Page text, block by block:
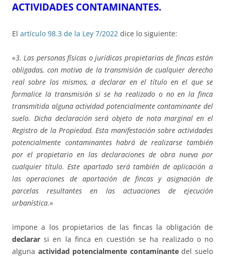
ACTIVIDADES CONTAMINANTES.
El artículo 98.3 de la Ley 7/2022 dice lo siguiente:
«3. Las personas físicas o jurídicas propietarias de fincas están
obligadas, con motivo de la transmisión de cualquier derecho
real sobre los mismos, a declarar en el título en el que se
formalice la transmisión si se ha realizado o no en la finca
transmitida alguna actividad potencialmente contaminante del
suelo. Dicha declaración será objeto de nota marginal en el
Registro de la Propiedad. Esta manifestación sobre actividades
potencialmente contaminantes habrá de realizarse también
por el propietario en las declaraciones de obra nueva por
cualquier título. Este apartado será también de aplicación a
las operaciones de aportación de fincas y asignación de
parcelas resultantes en las actuaciones de ejecución
urbanística.»
impone a los propietarios de las fincas la obligación de
declararsi en la finca en cuestión se ha realizado o no
alguna actividad potencialmente contaminantedel suelo